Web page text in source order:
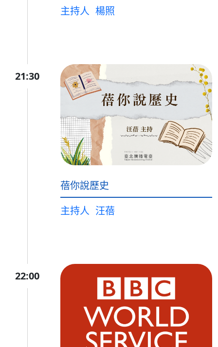
主持人 楊照
21:30
蓓你說歷史
主持人 汪蓓
22:00